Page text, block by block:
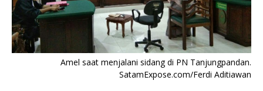
Amel saat menjalani sidang di PN Tanjungpandan.
SatamExpose.com/Ferdi Aditiawan